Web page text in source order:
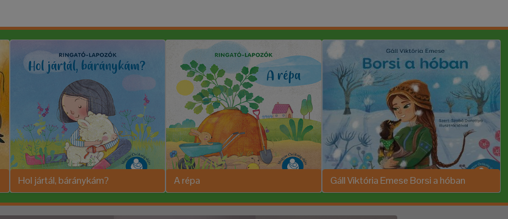
Hol jártál, báránykám? A répa Gáll Viktória Emese Borsi a hóban